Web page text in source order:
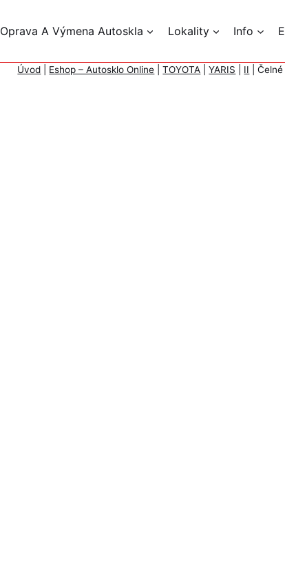
Oprava A Výmena Autoskla Lokality Info
Úvod Eshop – Autosklo Online |TOYOTA |YARIS II |Čelné